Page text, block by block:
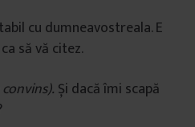
cu dumneavostreala. E
să vă citez.
Și dacă îmi scapă